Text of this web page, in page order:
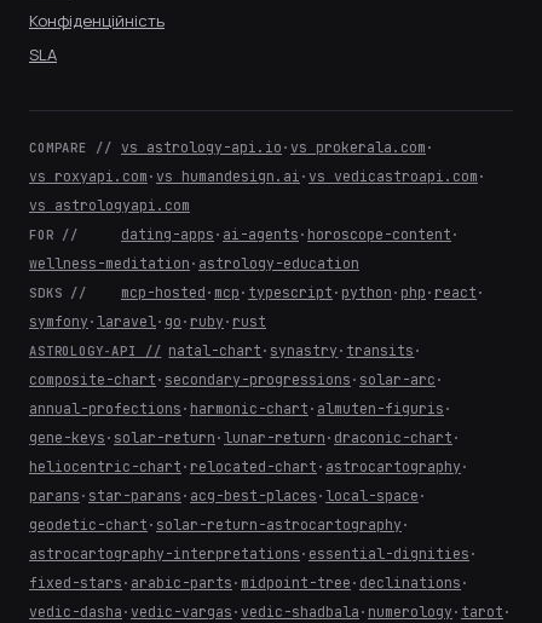
Конфіденційність
SLA
COMPARE // vs astrology-api.io · vs prokerala.com ·
vs roxyapi.com · vs humandesign.ai · vs vedicastroapi.com ·
vs astrologyapi.com
FOR // dating-apps · ai-agents · horoscope-content ·
wellness-meditation · astrology-education
SDKS // mcp-hosted · mcp · typescript · python · php · react ·
symfony · laravel· go · ruby · rust
ASTROLOGY-API // natal-chart · synastry · transits ·
composite-chart · secondary-progressions · solar-arc ·
annual-profections · harmonic-chart · almuten-figuris ·
gene-keys · solar-return · lunar-return · draconic-chart ·
heliocentric-chart · relocated-chart · astrocartography ·
parans · star-parans · acg-best-places · local-space ·
geodetic-chart · solar-return-astrocartography ·
astrocartography-interpretations · essential-dignities ·
fixed-stars · arabic-parts · midpoint-tree · declinations ·
vedic-dasha · vedic-vargas · vedic-shadbala · numerology · tarot ·